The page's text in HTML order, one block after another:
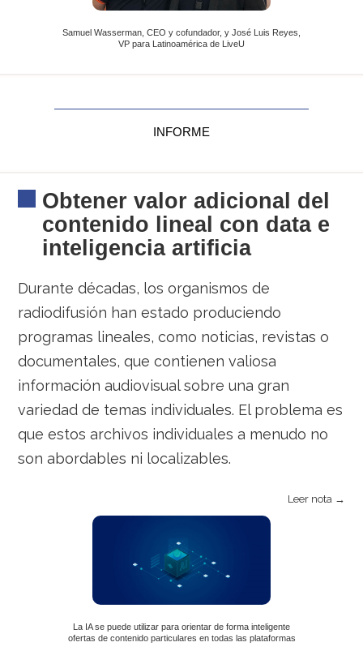
Samuel Wasserman, CEO y cofundador, y José Luis Reyes,
VP para Latinoamérica de LiveU
INFORME
Obtener valor adicional del
contenido lineal con data e
inteligencia artificia
Durante décadas, los organismos de
radiodifusión han estado produciendo
programas lineales, como noticias, revistas o
documentales, que contienen valiosa
información audiovisual sobre una gran
variedad de temas individuales. El problema es
que estos archivos individuales a menudo no
son abordables ni localizables.
Leer nota →
La IA se puede utilizar para orientar de forma inteligente
ofertas de contenido particulares en todas las plataformas